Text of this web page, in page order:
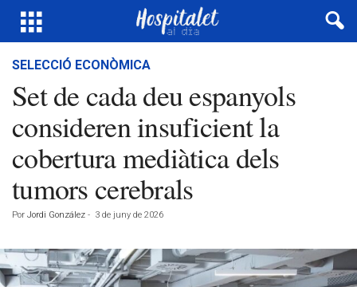
SELECCIÓ ECONÒMICA
Set de cada deu espanyols
consideren insuficient la
cobertura mediàtica dels
tumors cerebrals
Por Jordi González - 3 de juny de 2026